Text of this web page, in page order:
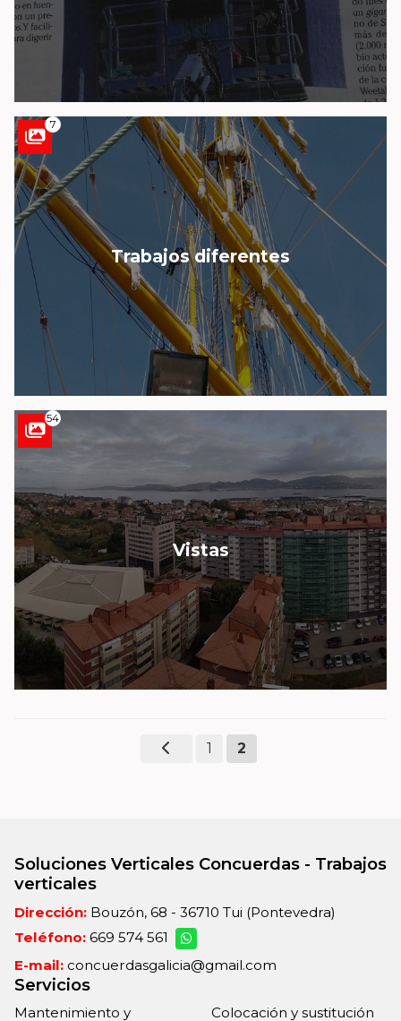
Trabajos diferentes
7
Vistas
54
1 2
Soluciones Verticales Concuerdas - Trabajos
verticales
Dirección: Bouzón, 68 - 36710 Tui (Pontevedra)
Teléfono: 669 574 561
E-mail: concuerdasgalicia@gmail.com
Servicios
Mantenimiento y Colocación y sustitución